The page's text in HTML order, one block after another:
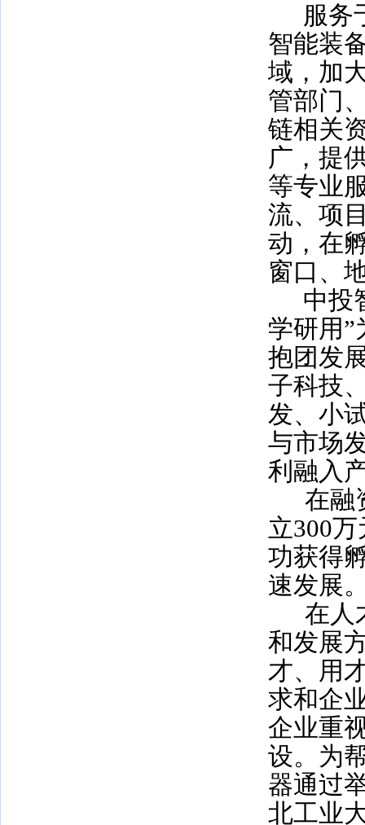
服务
智能装
域，加
管部门
链相关
广，提
等专业
流、项
动，在
窗口、
中投
学研用
抱团发
子科技
发、小
与市场
利融入
在融
立300万
功获得
速发展
在人
和发展
才、用
求和企
企业重
设。为
器通过
北工业